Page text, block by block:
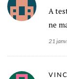
A
ne
21